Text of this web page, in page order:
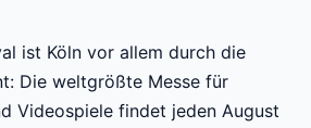
ist Köln vor allem durch die
Die weltgrößte Messe für
Videospiele findet jeden August